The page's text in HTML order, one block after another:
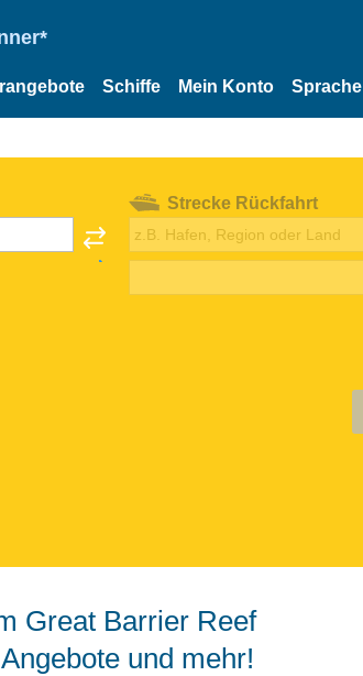
Schiffe Mein Konto Sprache
Strecke Rückfahrt
und mehr!